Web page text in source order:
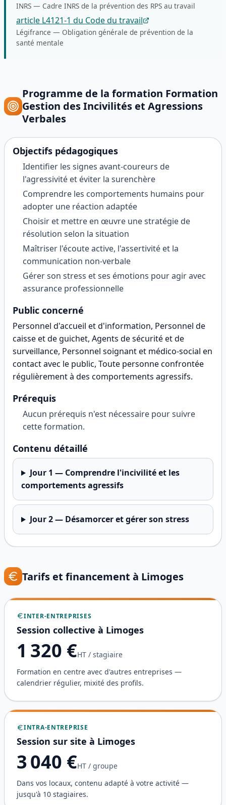
INRS — Cadre INRS de la prévention des RPS au travail
article L4121-1 du Code du travail
Légifrance — Obligation générale de prévention de la
santé mentale
Programme de la formation Formation
Gestion des Incivilités et Agressions
Verbales
Objectifs pédagogiques
Identifier les signes avant-coureurs de
l'agressivité et éviter la surenchère
Comprendre les comportements humains pour
adopter une réaction adaptée
Choisir et mettre en œuvre une stratégie de
résolution selon la situation
Maîtriser l'écoute active, l'assertivité et la
communication non-verbale
Gérer son stress et ses émotions pour agir avec
assurance professionnelle
Public concerné
Personnel d'accueil et d'information, Personnel de
caisse et de guichet, Agents de sécurité et de
surveillance, Personnel soignant et médico-social en
contact avec le public, Toute personne confrontée
régulièrement à des comportements agressifs.
Prérequis
Aucun prérequis n'est nécessaire pour suivre
cette formation.
Contenu détaillé
Jour 1 — Comprendre l'incivilité et les
comportements agressifs
Jour2— Désamorcer et gérer son stress
Tarifs et financement à Limoges
INTER-ENTREPRISES
Session collective à Limoges
1 320 €HT / stagiaire
Formation en centre avec d'autres entreprises —
calendrier régulier, mixité des profils.
INTRA-ENTREPRISE
Session sur site à Limoges
3 040 €HT / groupe
Dans vos locaux, contenu adapté à votre activité —
jusqu'à 10 stagiaires.